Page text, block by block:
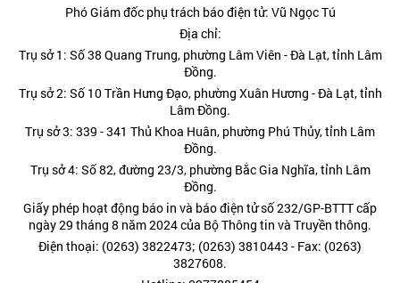
Phó Giám đốc phụ trách báo điện tử: Vũ Ngọc Tú
Địa chỉ:
Trụ sở 1: Số 38 Quang Trung, phường Lâm Viên - Đà Lạt, tỉnh Lâm
Đồng.
Trụ sở 2: Số 10 Trần Hưng Đạo, phường Xuân Hương - Đà Lạt, tỉnh
Lâm Đồng.
Trụ sở 3: 339 - 341 Thủ Khoa Huân, phường Phú Thủy, tỉnh Lâm
Đồng.
Trụ sở 4: Số 82, đường 23/3, phường Bắc Gia Nghĩa, tỉnh Lâm
Đồng.
Giấy phép hoạt động báo in và báo điện tử số 232/GP-BTTT cấp
ngày 29 tháng 8 năm 2024 của Bộ Thông tin và Truyền thông.
Điện thoại: (0263) 3822473; (0263) 3810443 - Fax: (0263)
3827608.